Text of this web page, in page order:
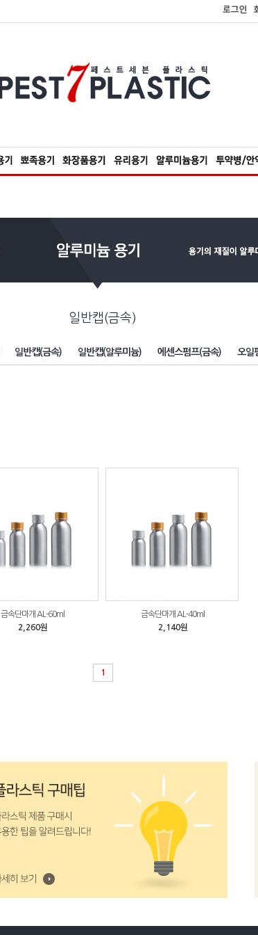
일반캡(금속)
일반캡(금속) 일반캡(알루미늄) 에센스펌프(금속) 오일
금속단마개 AL-60ml
2,260원
금속단마개 AL-40ml
2,140원
1